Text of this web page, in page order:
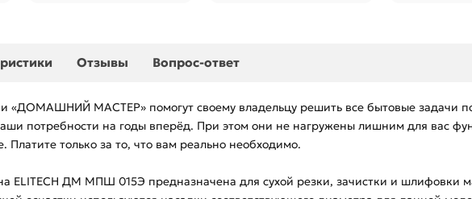
Отзывы Вопрос-ответ
«ДОМАШНИЙ МАCТЕР» помогут своему владельцу решить все бытовые задачи по
потребности на годы вперёд. При этом они не нагружены лишним для вас
Платите только за то, что вам реально необходимо.
ДМ МПШ 015Э предназначена для сухой резки, зачистки и шлифовки